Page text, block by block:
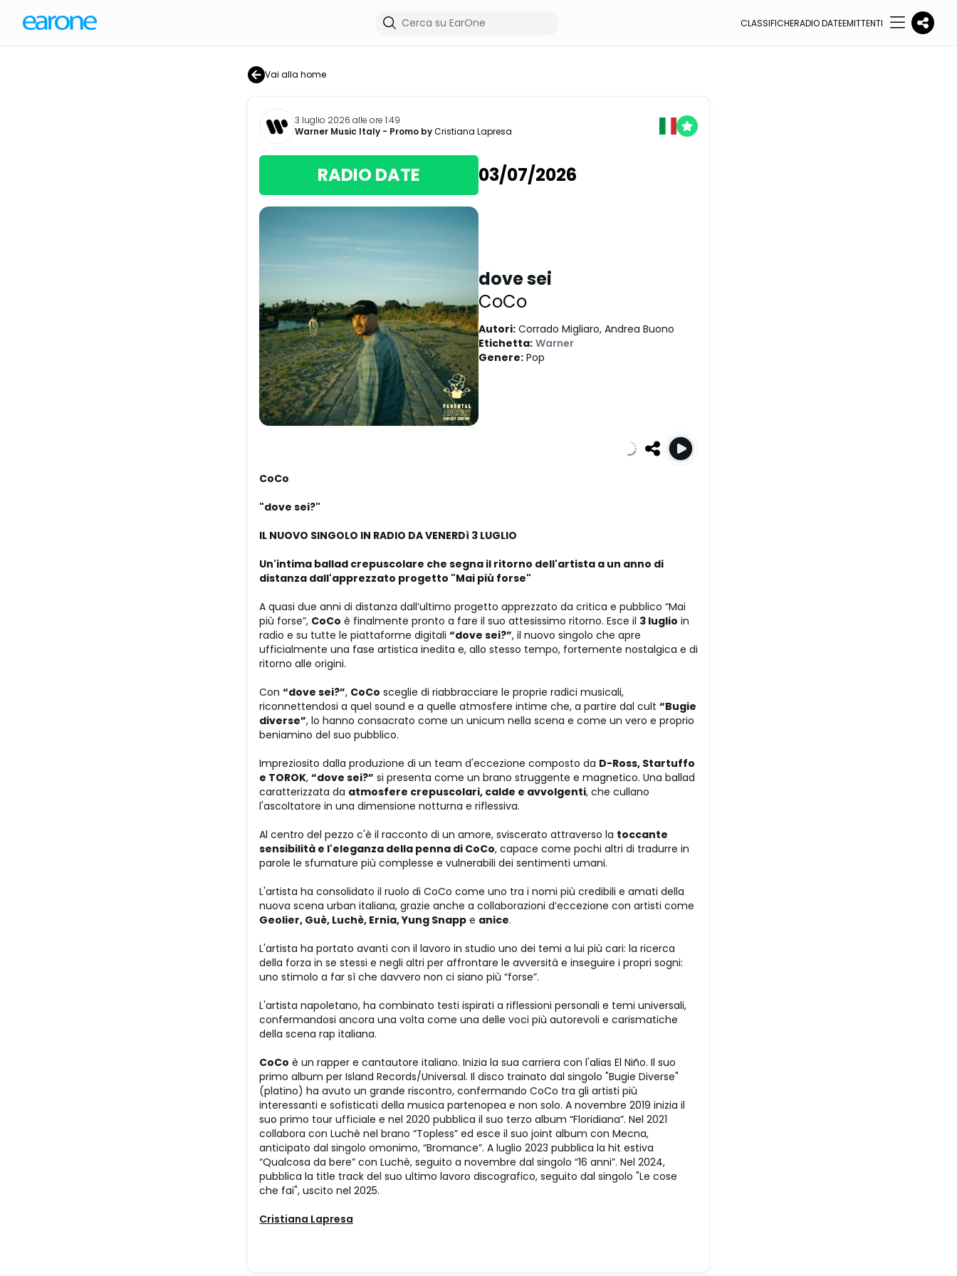
CLASSIFICHERADIO DATEEMITTENTI
Vai alla home
3 luglio 2026 alle ore 1:49
Warner Music Italy - Promo byCristiana Lapresa
RADIO DATE 03/07/2026
dove sei
CoCo
Autori: Corrado Migliaro, Andrea Buono
Etichetta: Warner
Genere: Pop
CoCo
"dove sei?"
IL NUOVO SINGOLO IN RADIO DA VENERDì 3 LUGLIO
Un'intima ballad crepuscolare che segna il ritorno dell'artista a un anno di
distanza dall'apprezzato progetto "Mai più forse"
A quasi due anni di distanza dall’ultimo progetto apprezzato da critica e pubblico “Mai
più forse”, CoCo è finalmente pronto a fare il suo attesissimo ritorno. Esce il 3 luglio in
radio e su tutte le piattaforme digitali “dove sei?”, il nuovo singolo che apre
ufficialmente una fase artistica inedita e, allo stesso tempo, fortemente nostalgica e di
ritorno alle origini.
Con “dove sei?”, CoCo sceglie di riabbracciare le proprie radici musicali,
riconnettendosi a quel sound e a quelle atmosfere intime che, a partire dal cult “Bugie
diverse”, lo hanno consacrato come un unicum nella scena e come un vero e proprio
beniamino del suo pubblico.
Impreziosito dalla produzione di un team d'eccezione composto da D-Ross, Startuffo
e TOROK, “dove sei?” si presenta come un brano struggente e magnetico. Una ballad
caratterizzata da atmosfere crepuscolari, calde e avvolgenti, che cullano
l'ascoltatore in una dimensione notturna e riflessiva.
Al centro del pezzo c'è il racconto di un amore, sviscerato attraverso la toccante
sensibilità e l'eleganza della penna di CoCo, capace come pochi altri di tradurre in
parole le sfumature più complesse e vulnerabili dei sentimenti umani.
L'artista ha consolidato il ruolo di CoCo come uno tra i nomi più credibili e amati della
nuova scena urban italiana, grazie anche a collaborazioni d’eccezione con artisti come
Geolier, Guè, Luchè, Ernia, Yung Snapp e anice.
L'artista ha portato avanti con il lavoro in studio uno dei temi a lui più cari: la ricerca
della forza in se stessi e negli altri per affrontare le avversità e inseguire i propri sogni:
uno stimolo a far sì che davvero non ci siano più “forse”.
L'artista napoletano, ha combinato testi ispirati a riflessioni personali e temi universali,
confermandosi ancora una volta come una delle voci più autorevoli e carismatiche
della scena rap italiana.
CoCo è un rapper e cantautore italiano. Inizia la sua carriera con l'alias El Niño. Il suo
primo album per Island Records/Universal. Il disco trainato dal singolo "Bugie Diverse"
(platino) ha avuto un grande riscontro, confermando CoCo tra gli artisti più
interessanti e sofisticati della musica partenopea e non solo. A novembre 2019 inizia il
suo primo tour ufficiale e nel 2020 pubblica il suo terzo album “Floridiana”. Nel 2021
collabora con Luchè nel brano “Topless” ed esce il suo joint album con Mecna,
anticipato dal singolo omonimo, “Bromance”. A luglio 2023 pubblica la hit estiva
“Qualcosa da bere” con Luchè, seguito a novembre dal singolo “16 anni”. Nel 2024,
pubblica la title track del suo ultimo lavoro discografico, seguito dal singolo "Le cose
che fai", uscito nel 2025.
Cristiana Lapresa